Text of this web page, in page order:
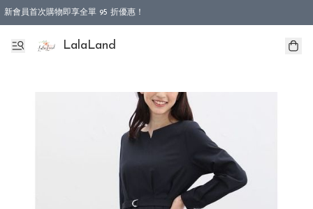
新會員首次購物即享全單 95 折優惠！
特選會員可享全單低至 9 折優惠！
LalaLand